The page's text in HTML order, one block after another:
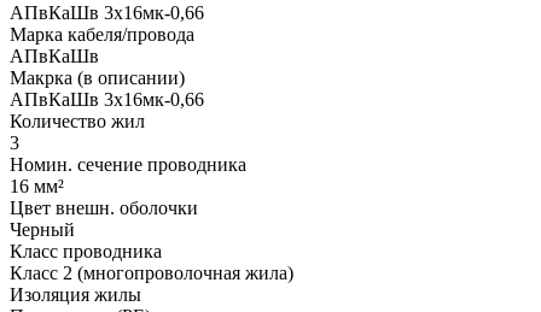
АПвКаШв 3x16мк-0,66
Марка кабеля/провода
АПвКаШв
Макрка (в описании)
АПвКаШв 3x16мк-0,66
Количество жил
3
Номин. сечение проводника
16 мм²
Цвет внешн. оболочки
Черный
Класс проводника
Класс 2 (многопроволочная жила)
Изоляция жилы